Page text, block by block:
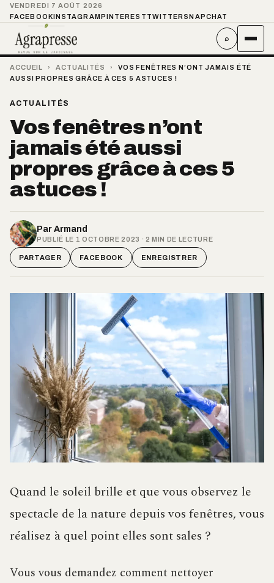
VENDREDI 7 AOÛT 2026
FACEBOOKINSTAGRAMPINTEREST TWITTER SNAPCHAT
⌕
ACCUEIL › ACTUALITÉS ›
VOS FENÊTRES N’ONT JAMAIS ÉTÉ
AUSSI PROPRES GRÂCE À CES 5 ASTUCES !
ACTUALITÉS
Vos fenêtres n’ont
jamais été aussi
propres grâce à ces 5
astuces !
Par Armand
PUBLIÉ LE 1 OCTOBRE 2023 · 2 MIN DE LECTURE
PARTAGER FACEBOOK ENREGISTRER
Quand le soleil brille et que vous observez le
spectacle de la nature depuis vos fenêtres, vous
réalisez à quel point elles sont sales ?
Vous vous demandez comment nettoyer